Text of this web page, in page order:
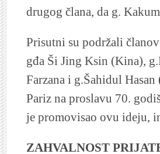
drugog člana, da g.
Prisutni su podržali
gđa Ši Jing Ksin (Kina),
Farzana i g.Šahidul
Pariz na proslavu 70.
je promovisao ovu ideju,
ZAHVALNOST